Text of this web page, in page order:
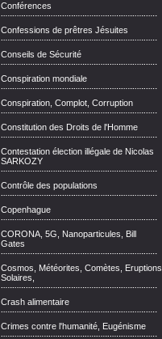
Conférences
Confessions de prêtres Jésuites
Conseils de Sécurité
Conspiration mondiale
Conspiration, Complot, Corruption
Constitution des Droits de l'Homme
Contestation élection illégale de Nicolas
SARKOZY
Contrôle des populations
Copenhague
CORONA, 5G, Nanoparticules, Bill
Gates
Cosmos, Météorites, Comètes, Eruptions
Solaires,
Crash alimentaire
Crimes contre l'humanité, Eugénisme